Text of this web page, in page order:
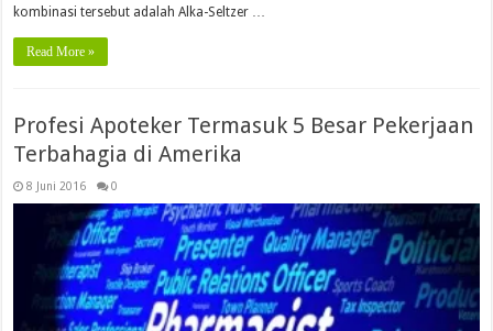
kombinasi tersebut adalah Alka-Seltzer …
Read More »
Profesi Apoteker Termasuk 5 Besar Pekerjaan
Terbahagia di Amerika
8 Juni 2016 0